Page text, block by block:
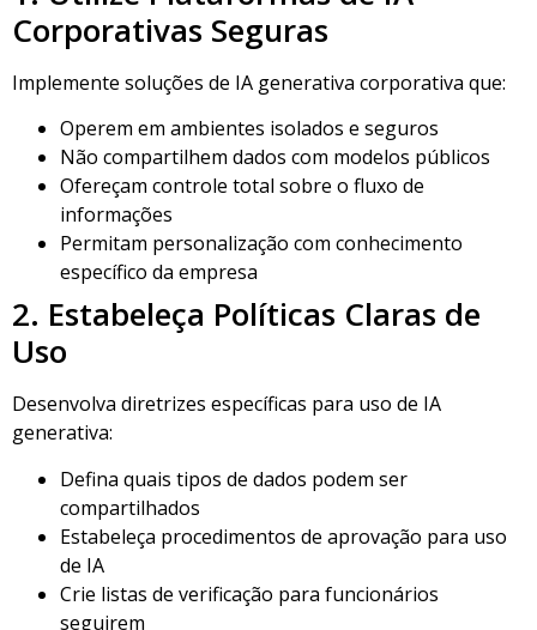
Corporativas Seguras
Implemente soluções de IA generativa corporativa que:
Operem em ambientes isolados e seguros
Não compartilhem dados com modelos públicos
Ofereçam controle total sobre o fluxo de
informações
Permitam personalização com conhecimento
específico da empresa
2. Estabeleça Políticas Claras de
Uso
Desenvolva diretrizes específicas para uso de IA
generativa:
Defina quais tipos de dados podem ser
compartilhados
Estabeleça procedimentos de aprovação para uso
de IA
Crie listas de verificação para funcionários
seguirem